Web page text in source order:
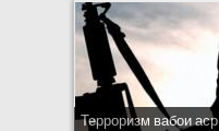
Терроризм вабои аср